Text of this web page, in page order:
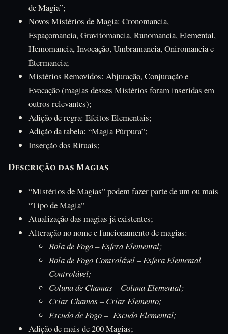
de Magia”;
Novos Mistérios de Magia: Cronomancia,
Espaçomancia, Gravitomancia, Runomancia, Elemental,
Hemomancia, Invocação, Umbramancia, Oniromancia e
Étermancia;
Mistérios Removidos: Abjuração, Conjuração e
Evocação (magias desses Mistérios foram inseridas em
outros relevantes);
Adição de regra: Efeitos Elementais;
Adição da tabela: “Magia Púrpura”;
Inserção dos Rituais;
Descrição das Magias
“Mistérios de Magias” podem fazer parte de um ou mais
“Tipo de Magia”
Atualização das magias já existentes;
Alteração no nome e funcionamento de magias:
Bola de Fogo – Esfera Elemental;
Bola de Fogo Controlável – Esfera Elemental
Controlável;
Coluna de Chamas – Coluna Elemental;
Criar Chamas – Criar Elemento;
Escudo de Fogo – Escudo Elemental;
Adição de mais de 200 Magias;